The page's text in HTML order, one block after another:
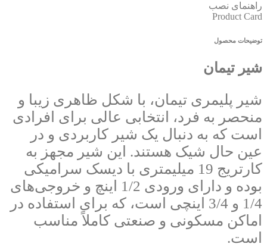
راهنمای نصب
Product Card
توضیحات محصول
شیر تیمان
شیر پلیمری تیمان، با شکل ظاهری زیبا و
منحصر به فرد، انتخابی عالی برای افرادی
است که به دنبال یک شیر کاربردی و در
عین حال شیک هستند. این شیر مجهز به
کارتریج 19 میلیمتری با دیسک سرامیکی
بوده و دارای ورودی 1/2 اینچ و خروجی‌های
1/4 و 3/4 اینچی است، که برای استفاده در
اماکن مسکونی و صنعتی کاملاً مناسب
است.